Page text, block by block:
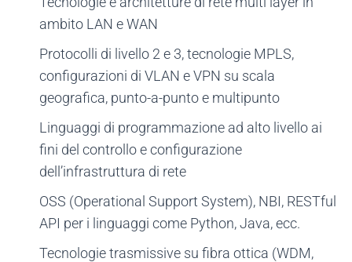
ambito LAN e WAN
Protocolli di livello 2 e 3, tecnologie MPLS,
configurazioni di VLAN e VPN su scala
geografica, punto-a-punto e multipunto
Linguaggi di programmazione ad alto livello ai
fini del controllo e configurazione
dell’infrastruttura di rete
OSS (Operational Support System), NBI, RESTful
API per i linguaggi come Python, Java, ecc.
Tecnologie trasmissive su fibra ottica (WDM,